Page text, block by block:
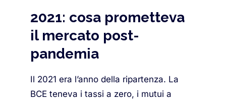
2021: cosa prometteva
il mercato post-
pandemia
Il 2021 era l’anno della ripartenza. La
BCE teneva i tassi a zero, i mutui a